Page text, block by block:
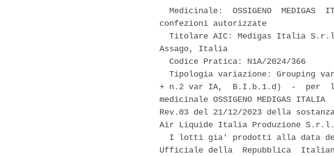
Medicinale:  OSSIGENO  MEDIGAS
confezioni autorizzate
Titolare AIC: Medigas Italia
Assago, Italia
  Codice Pratica: N1A/2024/366
Tipologia variazione: Grouping
+ n.2 var IA,  B.I.b.1.d)  -  per
medicinale OSSIGENO MEDIGAS
Rev.03 del 21/12/2023 della
Air Liquide Italia Produzione
I lotti gia' prodotti alla data
Ufficiale della  Repubblica